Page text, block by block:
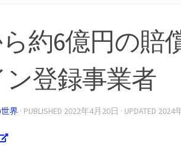
ら約6億円の賠
登録事業者
界 · PUBLISHED 2022年4月20日 · UPDATED 2024